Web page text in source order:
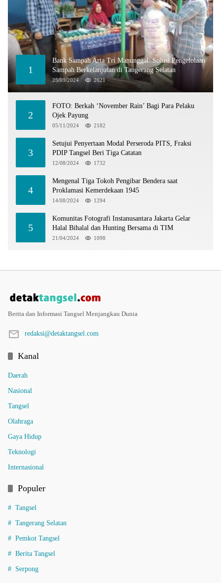
1
Bank Sampah Arta Tri Manunggal: Solusi Pengelolaan
Sampah Berkelanjutan di Tangerang Selatan
25/09/2024 2621
2
FOTO: Berkah ‘November Rain’ Bagi Para Pelaku
Ojek Payung
05/11/2024 2182
3
Setujui Penyertaan Modal Perseroda PITS, Fraksi
PDIP Tangsel Beri Tiga Catatan
12/08/2024 1732
4
Mengenal Tiga Tokoh Pengibar Bendera saat
Proklamasi Kemerdekaan 1945
14/08/2024 1294
5
Komunitas Fotografi Instanusantara Jakarta Gelar
Halal Bihalal dan Hunting Bersama di TIM
21/04/2024 1098
Berita dan Informasi Tangsel Menjangkau Dunia
redaksi@detaktangsel.com
Kanal
Daerah
Nasional
Tangsel
Olahraga
Gaya Hidup
Teknologi
Internasional
Populer
Tangsel
Tangerang Selatan
Pemkot Tangsel
Berita Tangsel
Serpong